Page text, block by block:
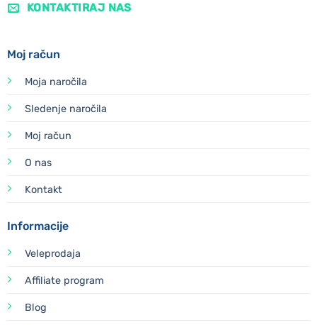
KONTAKTIRAJ NAS
Moj račun
Moja naročila
Sledenje naročila
Moj račun
O nas
Kontakt
Informacije
Veleprodaja
Affiliate program
Blog